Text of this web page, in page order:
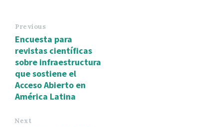
Previous
Encuesta para
revistas científicas
sobre infraestructura
que sostiene el
Acceso Abierto en
América Latina
Next